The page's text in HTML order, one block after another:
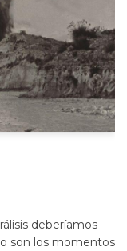
deberíamos
son los momentos